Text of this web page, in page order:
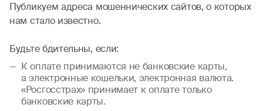
Публикуем адреса мошеннических сайтов, о которых
нам стало известно.
Будьте бдительны, если:
К оплате принимаются не банковские карты,
а электронные кошельки, электронная валюта.
«Росгосстрах» принимает к оплате только
банковские карты.